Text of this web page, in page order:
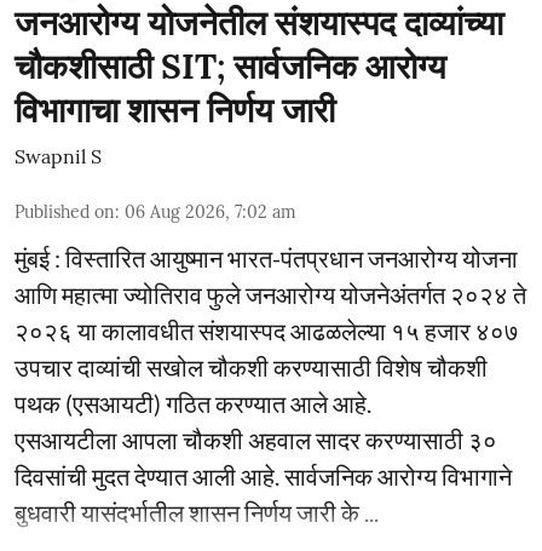
जनआरोग्य योजनेतील संशयास्पद दाव्यांच्या
चौकशीसाठी SIT; सार्वजनिक आरोग्य
विभागाचा शासन निर्णय जारी
Swapnil S
Published on: 06 Aug 2026, 7:02 am
मुंबई : विस्तारित आयुष्मान भारत-पंतप्रधान जनआरोग्य योजना
आणि महात्मा ज्योतिराव फुले जनआरोग्य योजनेअंतर्गत २०२४ ते
२०२६ या कालावधीत संशयास्पद आढळलेल्या १५ हजार ४०७
उपचार दाव्यांची सखोल चौकशी करण्यासाठी विशेष चौकशी
पथक (एसआयटी) गठित करण्यात आले आहे.
एसआयटीला आपला चौकशी अहवाल सादर करण्यासाठी ३०
दिवसांची मुदत देण्यात आली आहे. सार्वजनिक आरोग्य विभागाने
बुधवारी यासंदर्भातील शासन निर्णय जारी के ...